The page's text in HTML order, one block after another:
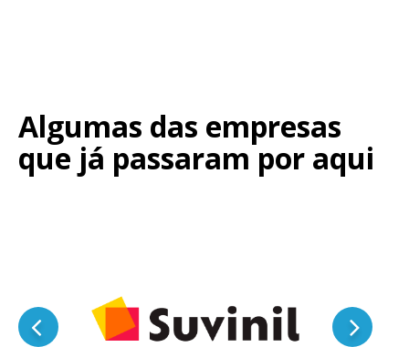
Algumas das empresas
que já passaram por aqui